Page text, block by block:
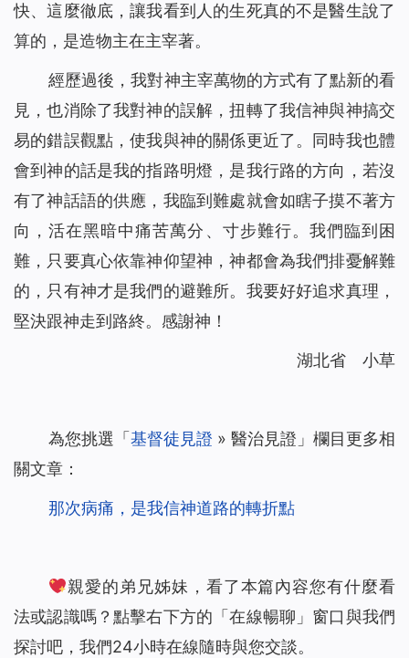
快、這麼徹底，讓我看到人的生死真的不是醫生說了
算的，是造物主在主宰著。
經歷過後，我對神主宰萬物的方式有了點新的看
見，也消除了我對神的誤解，扭轉了我信神與神搞交
易的錯誤觀點，使我與神的關係更近了。同時我也體
會到神的話是我的指路明燈，是我行路的方向，若沒
有了神話語的供應，我臨到難處就會如瞎子摸不著方
向，活在黑暗中痛苦萬分、寸步難行。我們臨到困
難，只要真心依靠神仰望神，神都會為我們排憂解難
的，只有神才是我們的避難所。我要好好追求真理，
堅決跟神走到路終。感謝神！
湖北省 小草
為您挑選「 基督徒見證 » 醫治見證」欄目更多相
關文章：
那次病痛，是我信神道路的轉折點
親愛的弟兄姊妹，看了本篇內容您有什麼看
法或認識嗎？點擊右下方的「在線暢聊」窗口與我們
探討吧，我們24小時在線隨時與您交談。